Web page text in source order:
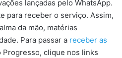
lançadas pelo WhatsApp.
para receber o serviço. Assim,
da mão, matérias
Para passar a receber as
Progresso, clique nos links